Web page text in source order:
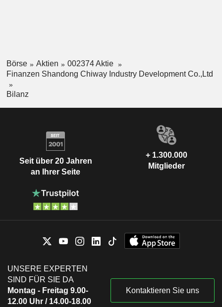
Börse Aktien
002374 Aktie
Finanzen Shandong Chiway Industry Development Co.,Ltd
Bilanz
Seit über 20 Jahren
an Ihrer Seite
+ 1.300.000
Mitglieder
UNSERE EXPERTEN
SIND FÜR SIE DA
Montag - Freitag 9.00-
12.00 Uhr / 14.00-18.00
Kontaktieren Sie uns